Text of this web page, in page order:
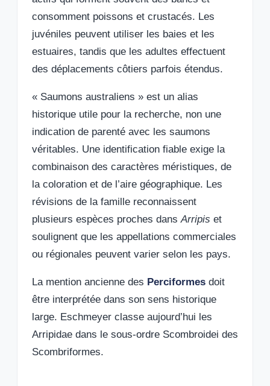
consomment poissons et crustacés. Les
juvéniles peuvent utiliser les baies et les
estuaires, tandis que les adultes effectuent
des déplacements côtiers parfois étendus.
« Saumons australiens » est un alias
historique utile pour la recherche, non une
indication de parenté avec les saumons
véritables. Une identification fiable exige la
combinaison des caractères méristiques, de
la coloration et de l’aire géographique. Les
révisions de la famille reconnaissent
plusieurs espèces proches dansArripis et
soulignent que les appellations commerciales
ou régionales peuvent varier selon les pays.
La mention ancienne des Perciformes doit
être interprétée dans son sens historique
large. Eschmeyer classe aujourd’hui les
Arripidae dans le sous-ordre Scombroidei des
Scombriformes.